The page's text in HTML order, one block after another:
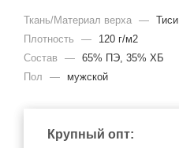
Ткань/Материал верха — Тиси
Плотность
—
120 г/м2
Состав
— 65% ПЭ, 35% ХБ
Пол
— мужской
Крупный опт: